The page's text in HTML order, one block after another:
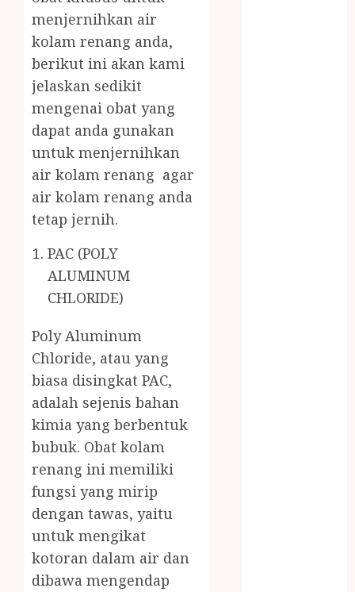
menjernihkan air
kolam renang anda,
berikut ini akan kami
jelaskan sedikit
mengenai obat yang
dapat anda gunakan
untuk menjernihkan
air kolam renang agar
air kolam renang anda
tetap jernih.
PAC (POLY
ALUMINUM
CHLORIDE)
Poly Aluminum
Chloride, atau yang
biasa disingkat PAC,
adalah sejenis bahan
kimia yang berbentuk
bubuk. Obat kolam
renang ini memiliki
fungsi yang mirip
dengan tawas, yaitu
untuk mengikat
kotoran dalam air dan
dibawa mengendap